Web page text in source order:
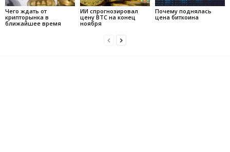
Чего ждать от
крипторынка в
ближайшее время
ИИ спрогнозировал
цену BTC на конец
ноября
Почему поднялась
цена биткоина